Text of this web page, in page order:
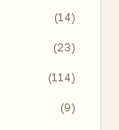
(14)
(23)
(114)
(9)